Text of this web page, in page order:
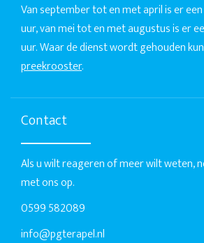
Van september tot en met april is er
uur, van mei tot en met augustus is er
uur. Waar de dienst wordt gehouden
preekrooster.
Contact
Als u wilt reageren of meer wilt weten,
met ons op.
0599 582089
info@pgterapel.nl